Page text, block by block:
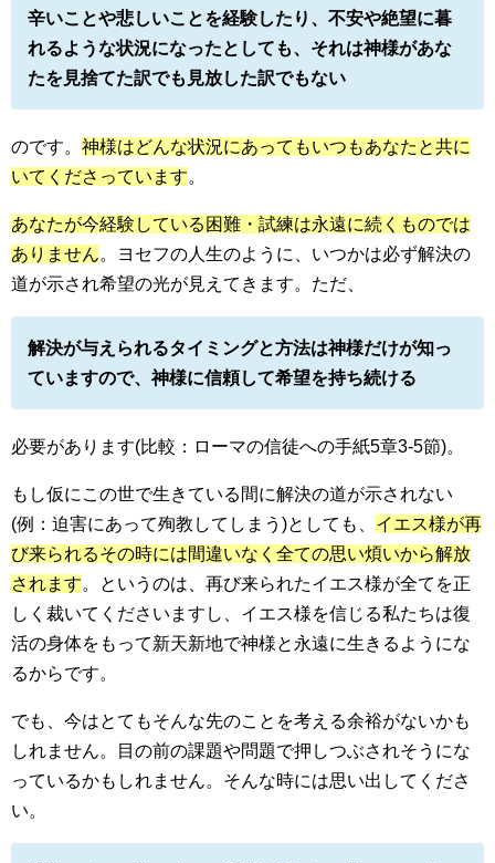
辛いことや悲しいことを経験したり、不安や絶望に暮
れるような状況になったとしても、それは神様があな
たを見捨てた訳でも見放した訳でもない
のです。 神様はどんな状況にあってもいつもあなたと共に
いてくださっています。
あなたが今経験している困難・試練は永遠に続くものでは
ありません。ヨセフの人生のように、いつかは必ず解決の
道が示され希望の光が見えてきます。ただ、
解決が与えられるタイミングと方法は神様だけが知っ
ていますので、神様に信頼して希望を持ち続ける
必要があります(比較：ローマの信徒への手紙5章3-5節)。
もし仮にこの世で生きている間に解決の道が示されない
(例：迫害にあって殉教してしまう)としても、 イエス様が再
び来られるその時には間違いなく全ての思い煩いから解放
されます。というのは、再び来られたイエス様が全てを正
しく裁いてくださいますし、イエス様を信じる私たちは復
活の身体をもって新天新地で神様と永遠に生きるようにな
るからです。
でも、今はとてもそんな先のことを考える余裕がないかも
しれません。目の前の課題や問題で押しつぶされそうにな
っているかもしれません。そんな時には思い出してくださ
い。